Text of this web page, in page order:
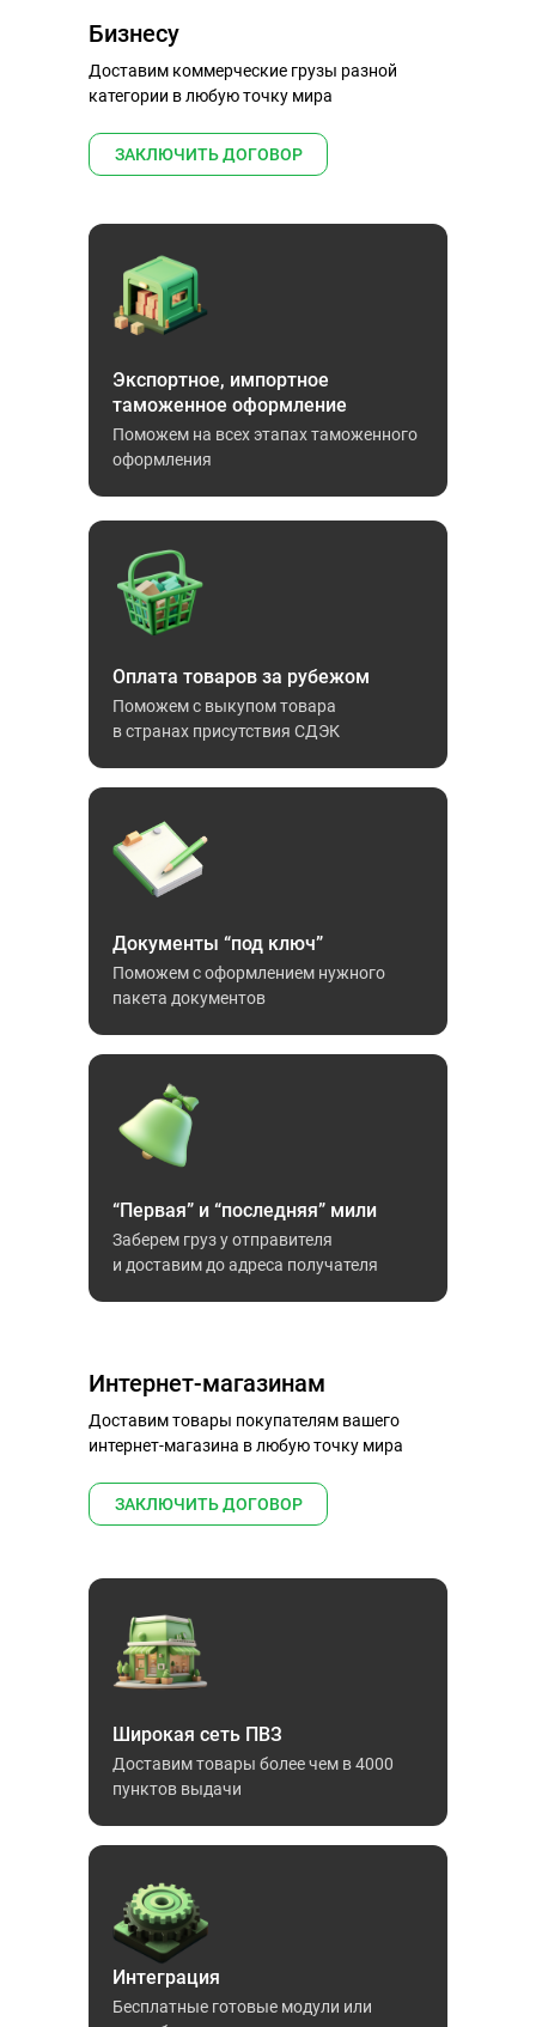
Бизнесу
Доставим коммерческие грузы разной
категории в любую точку мира
ЗАКЛЮЧИТЬ ДОГОВОР
“Первая” и “последняя” мили
Экспортное, импортное
таможенное оформление
Поможем на всех этапах таможенного
оформления
Заберем груз у отправителя
и доставим до адреса получателя
Документы “под ключ”
Поможем с оформлением нужного
пакета документов
Оплата товаров за рубежом
Поможем с выкупом товара
в странах присутствия СДЭК
Интернет-магазинам
Доставим товары покупателям вашего
интернет-магазина в любую точку мира
ЗАКЛЮЧИТЬ ДОГОВОР
Широкая сеть ПВЗ
Доставим товары более чем в 4000
пунктов выдачи
Интеграция
Бесплатные готовые модули или